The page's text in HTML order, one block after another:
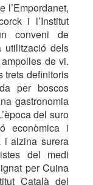
l’Empordanet,
i l’Institut
conveni de
utilització dels
de vi.
trets definitoris
per boscos
gastronomia
del suro
econòmica i
i alzina surera
del medi
per Cuina
Català del